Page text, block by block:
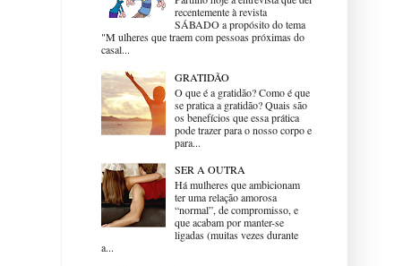
recentemente à revista
SÁBADO a propósito do tema
"M ulheres que traem com pessoas próximas do
casal...
GRATIDÃO
O que é a gratidão? Como é que
se pratica a gratidão? Quais são
os benefícios que essa prática
pode trazer para o nosso corpo e
para...
SER A OUTRA
Há mulheres que ambicionam
ter uma relação amorosa
“normal”, de compromisso, e
que acabam por manter-se
ligadas (muitas vezes durante
a...